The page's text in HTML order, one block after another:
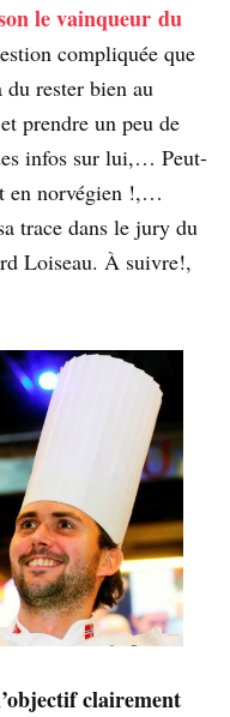
le vainqueur du
compliquée que
rester bien au
prendre un peu de
infos sur lui,… Peut-
en norvégien !,…
trace dans le jury du
Loiseau. À suivre!,
clairement